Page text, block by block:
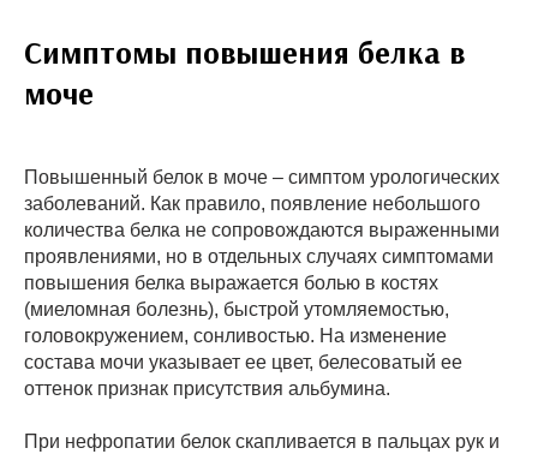
Симптомы повышения белка в
моче
Повышенный белок в моче – симптом урологических
заболеваний. Как правило, появление небольшого
количества белка не сопровождаются выраженными
проявлениями, но в отдельных случаях симптомами
повышения белка выражается болью в костях
(миеломная болезнь), быстрой утомляемостью,
головокружением, сонливостью. На изменение
состава мочи указывает ее цвет, белесоватый ее
оттенок признак присутствия альбумина.
При нефропатии белок скапливается в пальцах рук и